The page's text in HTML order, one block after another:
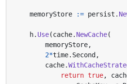
memoryStore := persist .
h. Use(cache. NewCache(
memoryStore,
2*time. Second,
cache.
return true,